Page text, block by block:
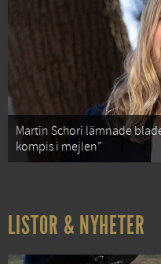
Martin Schori lämnade
kompis i mejlen”
LISTOR & NYHETER